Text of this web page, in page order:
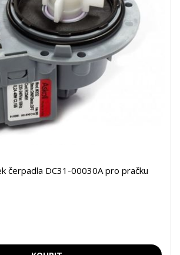
čerpadla DC31-00030A pro pračku